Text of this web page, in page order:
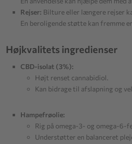
Rejser: Bilture eller længere rejser
En beroligende støtte kan fremme
Højkvalitets ingredienser
CBD-isolat (3%):
Højt renset cannabidiol.
Kan bidrage til afslapning og
Hampefrøolie:
Rig på omega-3- og omega-6-
Understøtter en balanceret